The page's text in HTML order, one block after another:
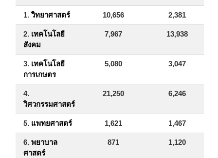
1.วิทยาศาสตร์ 10,656 2,381
2. เทคโนโลยี
สังคม
7,967 13,938
3. เทคโนโลยี
การเกษตร
5,080 3,047
4.
วิศวกรรมศาสตร์
21,250 6,246
5. แพทยศาสตร์ 1,621 1,467
6. พยาบาล
ศาสตร์
871 1,120